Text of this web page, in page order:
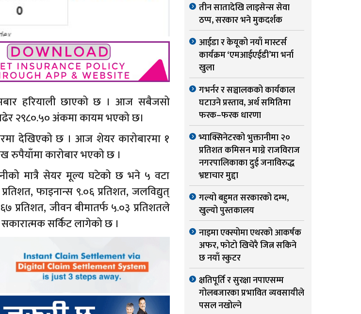
हरियाली छाएको छ । आज सबैजसो
२९८०.५० अंकमा कायम भएको छ।
देखिएको छ । आज शेयर कारोबारमा १
रुपैयाँमा कारोबार भएको छ ।
मात्रै सेयर मूल्य घटेको छ भने ५ वटा
फाइनान्स ९.०६ प्रतिशत, जलविद्युत्
प्रतिशत, जीवन बीमातर्फ ५.०३ प्रतिशतले
सर्किट लागेको छ ।
तीन सातादेखि लाइसेन्स सेवा
ठप्प, सरकार भने मुकदर्शक
आईडा र केयूको नयाँ मास्टर्स
कार्यक्रम ‘एमआईएईडी’मा भर्ना
खुला
गभर्नर र सञ्चालकको कार्यकाल
घटाउने प्रस्ताव, अर्थ समितिमा
फरक–फरक धारणा
भ्याक्सिनेटरको भुक्तानीमा २०
प्रतिशत कमिसन माग्ने राजविराज
नगरपालिकाका दुई जनाविरुद्ध
भ्रष्टाचार मुद्दा
गल्यो बहुमत सरकारको दम्भ,
खुल्यो पुस्तकालय
नाइमा एक्स्पोमा एथरको आकर्षक
अफर, फोटो खिचेरै जित्न सकिने
छ नयाँ स्कुटर
क्षतिपूर्ति र सुरक्षा नपाएसम्म
गोलबजारका प्रभावित व्यवसायीले
पसल नखोल्ने